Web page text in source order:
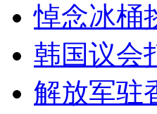
悼念冰桶
韩国议会
解放军驻